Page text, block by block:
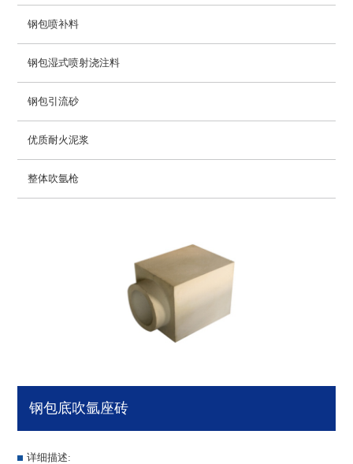
钢包喷补料
钢包湿式喷射浇注料
钢包引流砂
优质耐火泥浆
整体吹氩枪
钢包底吹氩座砖
详细描述: